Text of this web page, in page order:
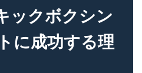
ックボクシン
に成功する理